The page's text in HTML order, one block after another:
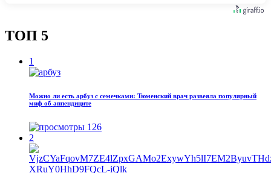
ТОП 5
1
Можно ли есть арбуз с семечками: Тюменский врач развеяла популярный
миф об аппендиците
126
2